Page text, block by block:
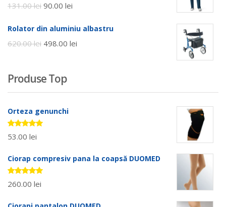
131.00lei 90.00 lei
Rolator din aluminiu albastru
620.00lei 498.00 lei
Produse Top
Orteza genunchi
Evaluat la
5.00stele
53.00 lei
Ciorap compresiv pana la coapsă DUOMED
Evaluat la
5.00stele
260.00 lei